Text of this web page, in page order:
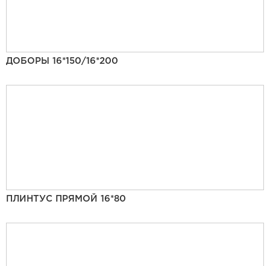
ДОБОРЫ 16*150/16*200
ПЛИНТУС ПРЯМОЙ 16*80